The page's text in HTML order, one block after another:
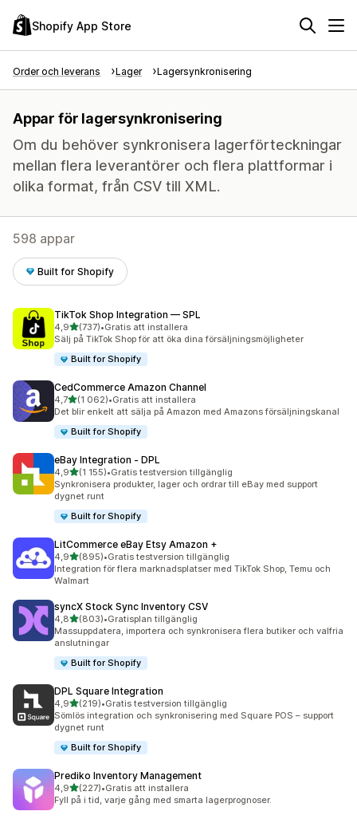
Shopify App Store
Order och leverans Lager Lagersynkronisering
Appar för lagersynkronisering
Om du behöver synkronisera lagerförteckningar
mellan flera leverantörer och flera plattformar i
olika format, från CSV till XML.
598 appar
Built for Shopify
TikTok Shop Integration — SPL
4,9av 5 stjärnor
(737)
737 recensioner totalt
•Gratis att installera
Sälj på TikTok Shop för att öka dina försäljningsmöjligheter
Built for Shopify
CedCommerce Amazon Channel
4,7av 5 stjärnor
(1 062)
1062 recensioner totalt
•Gratis att installera
Det blir enkelt att sälja på Amazon med Amazons försäljningskanal
Built for Shopify
eBay Integration ‑ DPL
4,9av 5 stjärnor
(1 155)
1155 recensioner totalt
•Gratis testversion tillgänglig
Synkronisera produkter, lager och ordrar till eBay med support
dygnet runt
Built for Shopify
LitCommerce eBay Etsy Amazon +
4,9av 5 stjärnor
(895)
895 recensioner totalt
•Gratis testversion tillgänglig
Integration för flera marknadsplatser med TikTok Shop, Temu och
Walmart
syncX Stock Sync Inventory CSV
4,8av 5 stjärnor
(803)
803 recensioner totalt
•Gratisplan tillgänglig
Massuppdatera, importera och synkronisera flera butiker och valfria
anslutningar
Built for Shopify
DPL Square Integration
4,9av 5 stjärnor
(219)
219 recensioner totalt
•Gratis testversion tillgänglig
Sömlös integration och synkronisering med Square POS – support
dygnet runt
Built for Shopify
Prediko Inventory Management
4,9av 5 stjärnor
(227)
227 recensioner totalt
•Gratis att installera
Fyll på i tid, varje gång med smarta lagerprognoser.